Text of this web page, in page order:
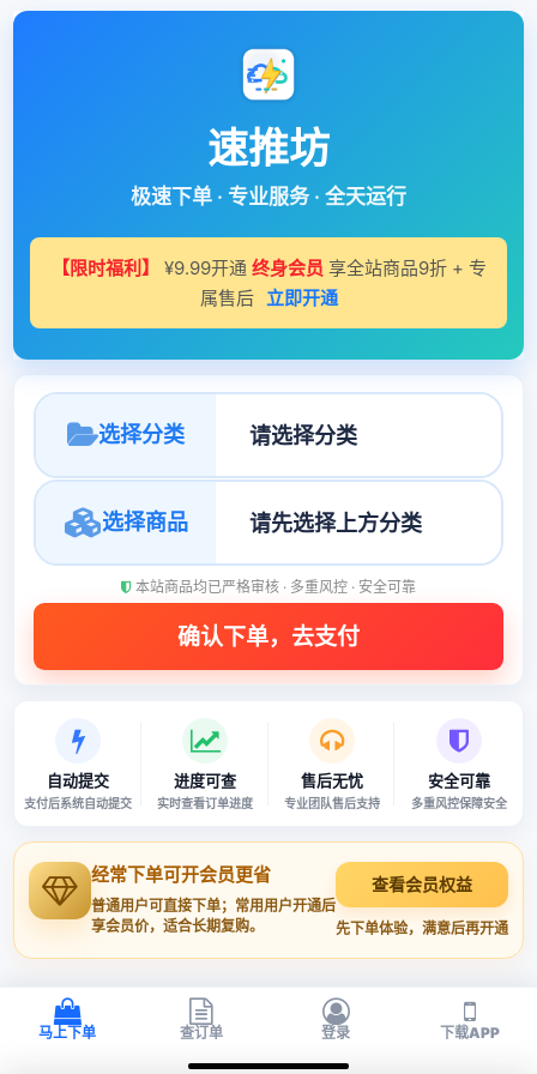
速推坊
极速下单 · 专业服务 · 全天运行
【限时福利】 ¥9.99开通 终身会员 享全站商品9折 + 专
属售后 立即开通
选择分类
选择商品
本站商品均已严格审核 · 多重风控 · 安全可靠
自动提交
支付后系统自动提交
进度可查
实时查看订单进度
售后无忧
专业团队售后支持
安全可靠
多重风控保障安全
经常下单可开会员更省
普通用户可直接下单；常用用户开通后
享会员价，适合长期复购。
查看会员权益
先下单体验，满意后再开通
马上下单 查订单 登录 下载APP